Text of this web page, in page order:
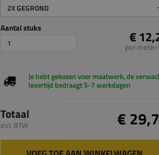
2X GEGROND
Aantal stuks €
per meter
Je hebt gekozen voor maatwerk, de
levertijd bedraagt 5-7 werkdagen
Totaal
incl. BTW €